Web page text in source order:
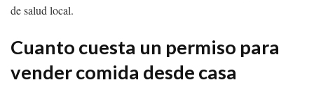
de salud local.
Cuanto cuesta un permiso para
vender comida desde casa